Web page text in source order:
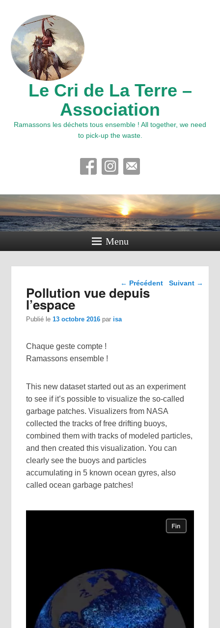
Le Cri de La Terre –
Association
Ramassons les déchets tous ensemble ! All together, we need
to pick-up the waste.
Menu
Navigation dans les
← Précédent Suivant →
Pollution vue depuis
l’espace
Publié le13 octobre 2016 par isa
Chaque geste compte !
Ramassons ensemble !
This new dataset started out as an experiment
to see if it’s possible to visualize the so-called
garbage patches. Visualizers from NASA
collected the tracks of free drifting buoys,
combined them with tracks of modeled particles,
and then created this visualization. You can
clearly see the buoys and particles
accumulating in 5 known ocean gyres, also
called ocean garbage patches!